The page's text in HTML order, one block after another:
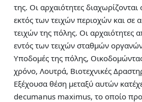
της. Οι αρχαιότητες
εκτός των τειχών περιοχών και σε
τειχών της πόλης. Οι αρχαιότητες
εντός των τειχών σταθμών
Υποδομές της πόλης,
χρόνο, Λουτρά, Βιοτεχνικές
Εξέχουσα θέση μεταξύ αυτών
decumanus maximus, το οποίο